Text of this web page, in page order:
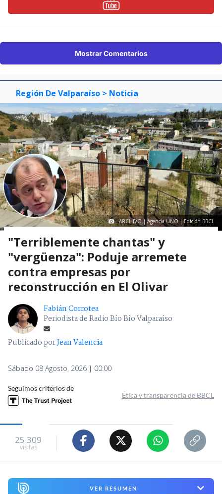
Mostrar Comentarios
Región De Valparaíso > Noticia
ARCHIVO | Agencia UNO | Edición BBCL
"Terriblemente chantas" y
"vergüenza": Poduje arremete
contra empresas por
reconstrucción en El Olivar
Fabián Corrotea
Periodista de Radio Bío Bío Valparaíso
Publicado porJean Valencia
Sábado 08 Agosto, 2026 | 00:00
Seguimos criterios de
Ética y transparencia de BBCL
25.309
visitas
VER RESUMEN